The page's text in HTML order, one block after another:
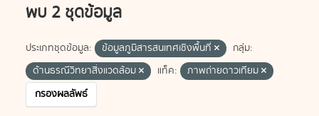
พบ 2 ชุดข้อมูล
ประเภทชุดข้อมูล: ข้อมูลภูมิสารสนเทศเชิงพื้นที่
กลุ่ม:
ด้านธรณีวิทยาสิ่งแวดล้อม
แท็ค:
ภาพถ่ายดาวเทียม
กรองผลลัพธ์